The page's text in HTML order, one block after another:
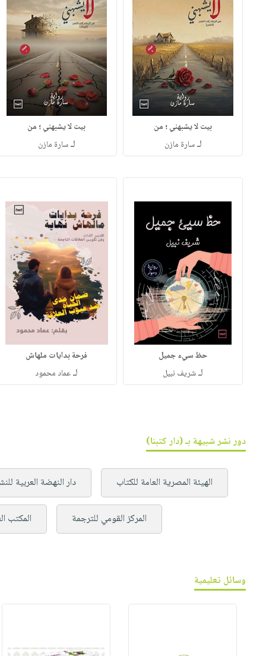
بيت لا يشبهني ؛ من
لـسارة مازن
بيت لا يشبهني ؛ من
لـسارة مازن
حظ سيء جميل
لـشريف نبيل
فرحة بدايات ملهاش
لـعماد محمود
دور نشر شبيهة بـ (دار كتبنا)
الهيئة المصرية العامة للكتاب دار النهضة العربية
المركز القومي للترجمة المكتب
وسائل تعليمية